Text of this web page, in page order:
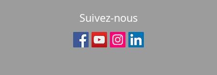
Suivez-nous